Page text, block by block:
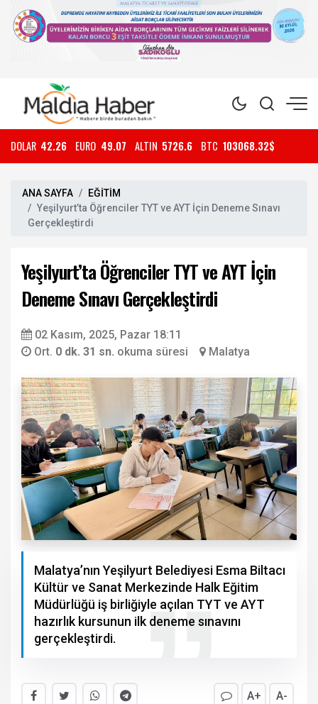
DOLAR 42.26 EURO 49.07 ALTIN 5726.6 BTC 103068.32$
ANA SAYFA
EĞİTİM
Yeşilyurt’ta Öğrenciler TYT ve AYT İçin Deneme Sınavı
Gerçekleştirdi
Yeşilyurt’ta Öğrenciler TYT ve AYT İçin
Deneme Sınavı Gerçekleştirdi
02 Kasım, 2025, Pazar 18:11
Ort. 0 dk. 31 sn. okuma süresi Malatya
Malatya’nın Yeşilyurt Belediyesi Esma Biltacı
Kültür ve Sanat Merkezinde Halk Eğitim
Müdürlüğü iş birliğiyle açılan TYT ve AYT
hazırlık kursunun ilk deneme sınavını
gerçekleştirdi.
A+ A-